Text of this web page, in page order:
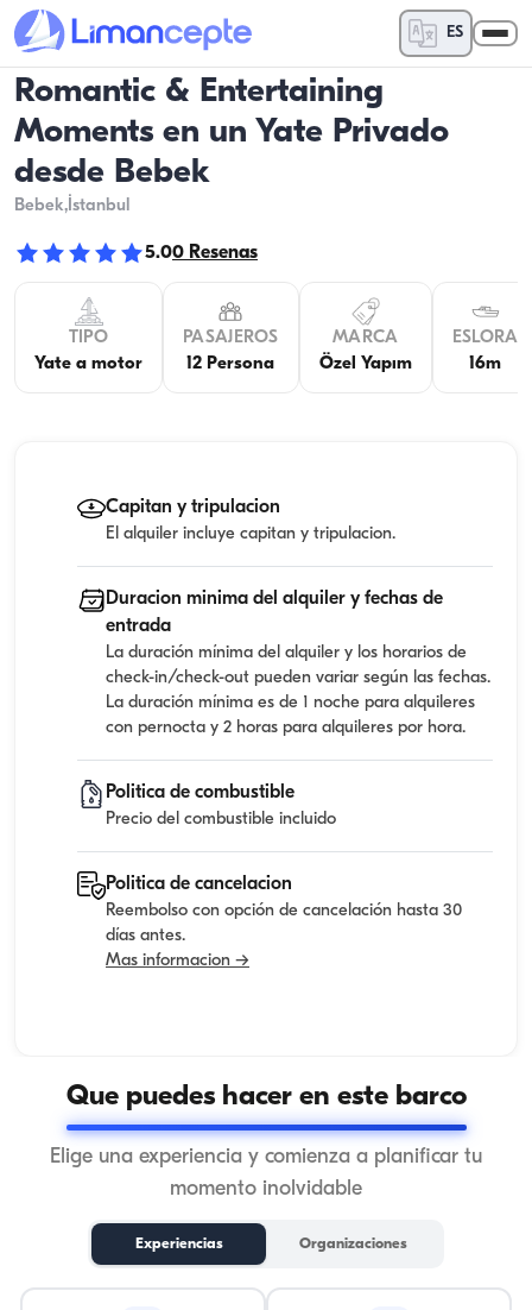
ES
Romantic & Entertaining
Moments en un Yate Privado
desde Bebek
Bebek,İstanbul
5.00 Resenas
TIPO
Yate a motor
PASAJEROS
12 Persona
MARCA
Özel Yapım
ESLORA
16m
Capitan y tripulacion
El alquiler incluye capitan y tripulacion.
Duracion minima del alquiler y fechas de
entrada
La duración mínima del alquiler y los horarios de
check-in/check-out pueden variar según las fechas.
La duración mínima es de 1 noche para alquileres
con pernocta y 2 horas para alquileres por hora.
Politica de combustible
Precio del combustible incluido
Politica de cancelacion
Reembolso con opción de cancelación hasta 30
días antes.
Mas informacion →
Que puedes hacer en este barco
Elige una experiencia y comienza a planificar tu
momento inolvidable
Experiencias Organizaciones